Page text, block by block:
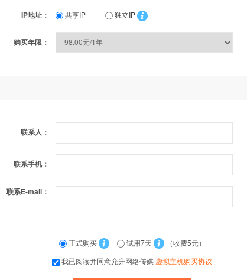
IP地址： 共享IP 独立IP
购买年限：
联系人：
联系手机：
联系E-mail：
正式购买 试用7天
（收费5元）
我已阅读并同意允升网络传媒 虚拟主机购买协议